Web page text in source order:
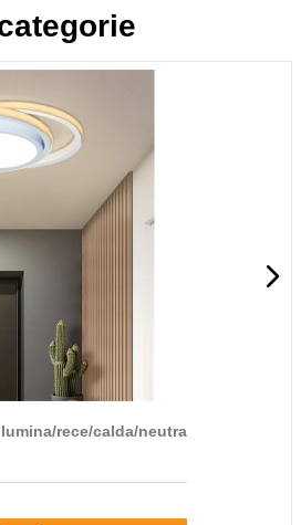
rece/calda/neutra